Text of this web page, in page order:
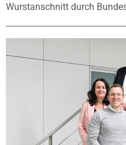
Wurstanschnitt durch